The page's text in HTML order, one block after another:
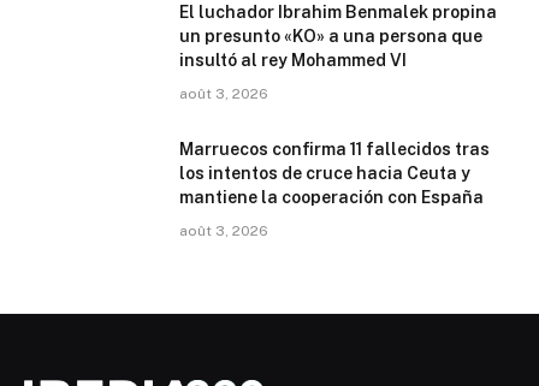
El luchador Ibrahim Benmalek propina
un presunto «KO» a una persona que
insultó al rey Mohammed VI
août 3, 2026
Marruecos confirma 11 fallecidos tras
los intentos de cruce hacia Ceuta y
mantiene la cooperación con España
août 3, 2026